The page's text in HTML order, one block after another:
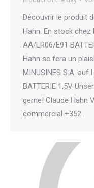
Découvrir le produit
Hahn. En stock chez
AA/LR06/E91
Hahn se fera un
MINUSINES S.A. auf
BATTERIE 1,5V
gerne! Claude Hahn
commercial +352…